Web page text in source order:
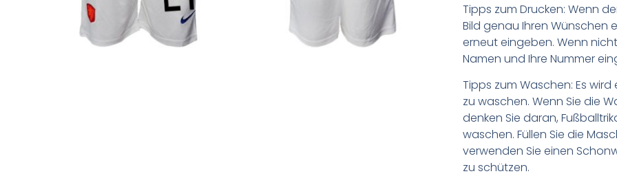
Tipps zum Drucken: Wenn
Bild genau Ihren Wünschen
erneut eingeben. Wenn
Namen und Ihre Nummer
Tipps zum Waschen: Es
zu waschen. Wenn Sie die
denken Sie daran,
waschen. Füllen Sie die
verwenden Sie einen
zu schützen.